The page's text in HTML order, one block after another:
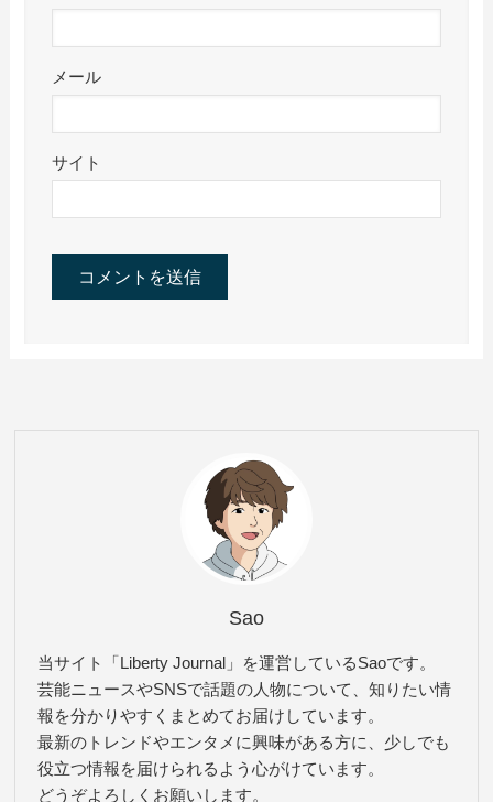
メール
サイト
Sao
当サイト「Liberty Journal」を運営しているSaoです。
芸能ニュースやSNSで話題の人物について、知りたい情
報を分かりやすくまとめてお届けしています。
最新のトレンドやエンタメに興味がある方に、少しでも
役立つ情報を届けられるよう心がけています。
どうぞよろしくお願いします。